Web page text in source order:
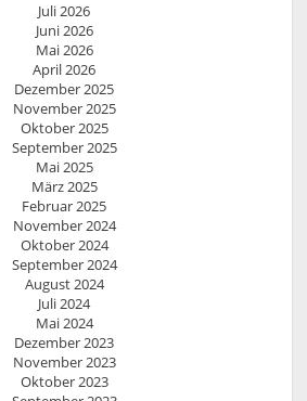
Juli 2026
Juni 2026
Mai 2026
April 2026
Dezember 2025
November 2025
Oktober 2025
September 2025
Mai 2025
März 2025
Februar 2025
November 2024
Oktober 2024
September 2024
August 2024
Juli 2024
Mai 2024
Dezember 2023
November 2023
Oktober 2023